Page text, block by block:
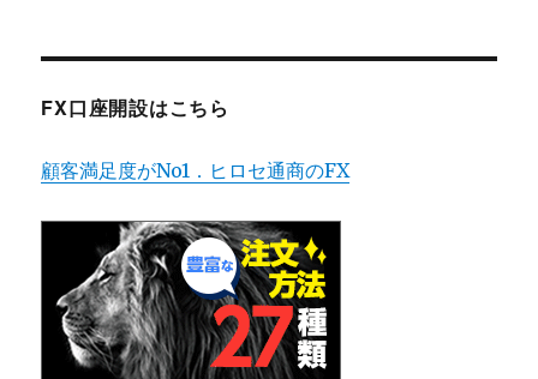
FX口座開設はこちら
顧客満足度がNo1．ヒロセ通商のFX